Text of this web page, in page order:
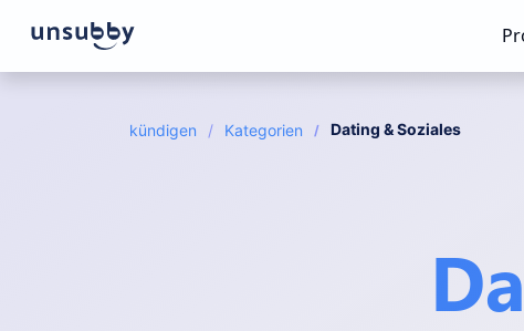
kündigen Kategorien Dating & Soziales